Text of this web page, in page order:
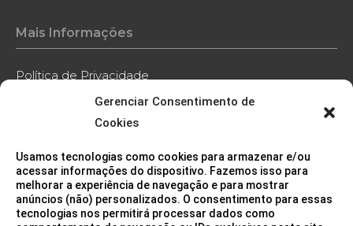
Gerenciar Consentimento de
Cookies
Usamos tecnologias como cookies para armazenar e/ou
acessar informações do dispositivo. Fazemos isso para
melhorar a experiência de navegação e para mostrar
anúncios (não) personalizados. O consentimento para essas
tecnologias nos permitirá processar dados como
Mais Informações
Política de Privacidade
Política de Cookies
Contato